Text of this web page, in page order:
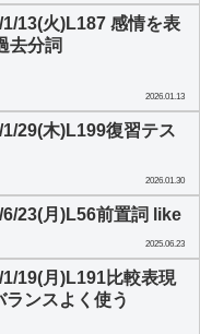
13(火)L187 感情を表
去分詞
2026.01.13
29(木)L199復習テス
2026.01.30
23(月)L56前置詞 like
2025.06.23
19(月)L191比較表現
ンスよく使う